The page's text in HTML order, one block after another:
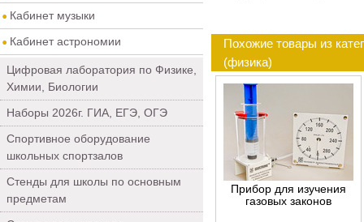
Кабинет музыки
Кабинет астрономии
Цифровая лаборатория по Физике,
Химии, Биологии
Наборы 2026г. ГИА, ЕГЭ, ОГЭ
Спортивное оборудование
школьных спортзалов
Стенды для школы по основным
предметам
Похожие товары из
(физика)
Прибор для изучения
газовых законов